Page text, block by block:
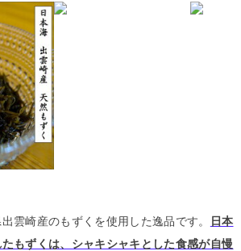
雲崎産のもずくを使用した逸品です。
日本
もずくは、シャキシャキとした食感が自慢